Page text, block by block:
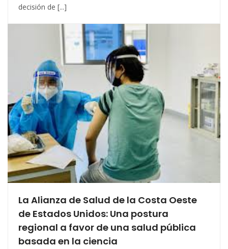
decisión de [...]
La Alianza de Salud de la Costa Oeste
de Estados Unidos: Una postura
regional a favor de una salud pública
basada en la ciencia